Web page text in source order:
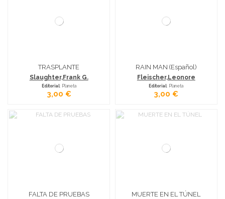
TRASPLANTE
Slaughter,Frank G.
Editorial: Planeta
3,00 €
RAIN MAN (Español)
Fleischer,Leonore
Editorial: Planeta
3,00 €
FALTA DE PRUEBAS MUERTE EN EL TÚNEL